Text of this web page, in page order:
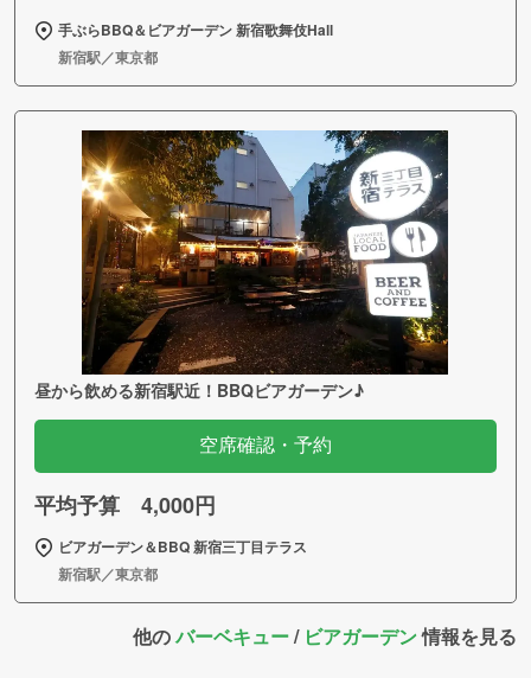
手ぶらBBQ＆ビアガーデン 新宿歌舞伎Hall
新宿駅／東京都
昼から飲める新宿駅近！BBQビアガーデン♪
空席確認・予約
平均予算 4,000円
ビアガーデン＆BBQ 新宿三丁目テラス
新宿駅／東京都
他のバーベキュー/ ビアガーデン情報を見る